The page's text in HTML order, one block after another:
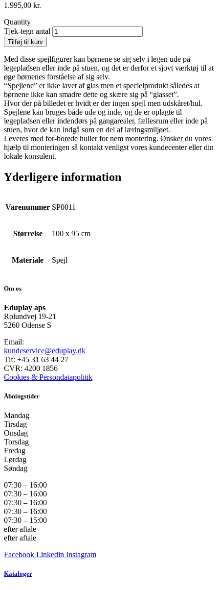
1.995,00 kr.
Quantity
Tjek-tegn antal
Tilføj til kurv
Med disse spejlfigurer kan børnene se sig selv i legen ude på
legepladsen eller inde på stuen, og det er derfor et sjovt værktøj til at
øge børnenes forståelse af sig selv.
“Spejlene” er ikke lavet af glas men et specielprodukt således at
børnene ikke kan smadre dette og skære sig på “glasset”.
Hvor der på billedet er hvidt er der ingen spejl men udskåret/hul.
Spejlene kan bruges både ude og inde, og de er oplagte til
legepladsen eller indendørs på gangarealer, fællesrum eller inde på
stuen, hvor de kan indgå som en del af læringsmiljøet.
Leveres med for-borede huller for nem montering. Ønsker du vores
hjælp til monteringen så kontakt venligst vores kundecenter eller din
lokale konsulent.
Yderligere information
Varenummer SP0011
Størrelse 100 x 95 cm
Materiale Spejl
Om os
Eduplay aps
Rolundvej 19-21
5260 Odense S
Email:
kundeservice@eduplay.dk
Tlf: +45 31 63 44 27
CVR: 4200 1856
Cookies & Persondatapolitik
Åbningstider
Mandag
Tirsdag
Onsdag
Torsdag
Fredag
Lørdag
Søndag
07:30 – 16:00
07:30 – 16:00
07:30 – 16:00
07:30 – 16:00
07:30 – 15:00
efter aftale
efter aftale
Facebook Linkedin Instagram
Kataloger